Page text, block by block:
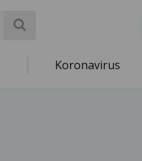
Koronavirus